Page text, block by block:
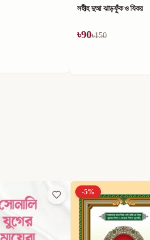
সহীহ দুআ ঝাড়ফুঁক ও যিকর
৳90৳150
-5%